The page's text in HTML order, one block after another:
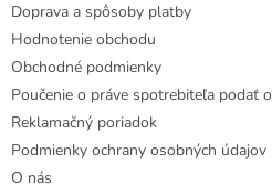
Doprava a spôsoby platby
Hodnotenie obchodu
Obchodné podmienky
Poučenie o práve spotrebiteľa podať
Reklamačný poriadok
Podmienky ochrany osobných údajov
O nás